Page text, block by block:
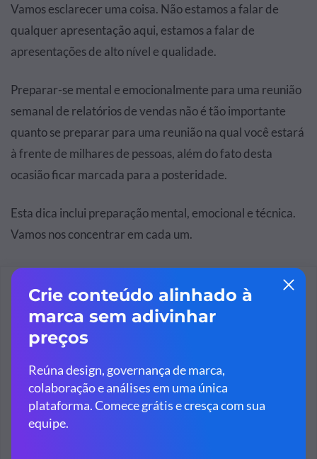
Vamos esclarecer uma coisa. Não estamos a falar de
qualquer apresentação aqui, estamos a falar de
apresentações de alto nível e qualidade.
Preparar-se mental e emocionalmente para uma reunião
semanal de relatórios de vendas não é tão importante
quanto se preparar para uma reunião na qual você estará
à frente de milhares de pessoas, além do fato desta
ocasião ficar marcada para a posteridade.
Esta dica inclui preparação mental, emocional e técnica.
Vamos nos concentrar em cada um.